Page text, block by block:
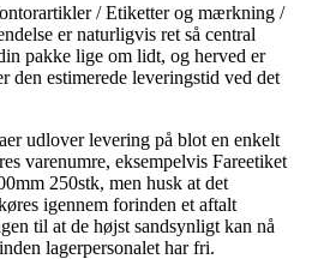
/ Etiketter og mærkning /
er naturligvis ret så central
pakke lige om lidt, og herved er
den estimerede leveringstid ved det
udlover levering på blot en enkelt
varenumre, eksempelvis Fareetiket
250stk, men husk at det
igennem forinden et aftalt
til at de højst sandsynligt kan nå
lagerpersonalet har fri.